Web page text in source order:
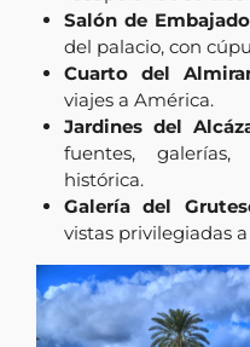
Salón de
del palacio, con
Cuarto del
viajes a América.
Jardines del
fuentes,
histórica.
Galería del
vistas privilegiadas